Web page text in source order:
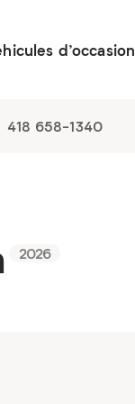
d’occasion
418 658-1340
2026